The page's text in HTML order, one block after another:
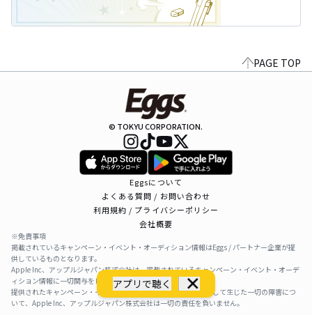
アプリで聴く
PAGE TOP
© TOKYU CORPORATION.
Eggsについて
よくある質問 / お問い合わせ
利用規約 / プライバシーポリシー
会社概要
※免責事項
掲載されているキャンペーン・イベント・オーディション情報はEggs / パートナー企業が提
供しているものとなります。
Apple Inc、アップルジャパン株式会社は、掲載されているキャンペーン・イベント・オーデ
ィション情報に一切関与をしておりません。
提供されたキャンペーン・イベント・オーディション情報を利用して生じた一切の障害につ
いて、Apple Inc、アップルジャパン株式会社は一切の責任を負いません。